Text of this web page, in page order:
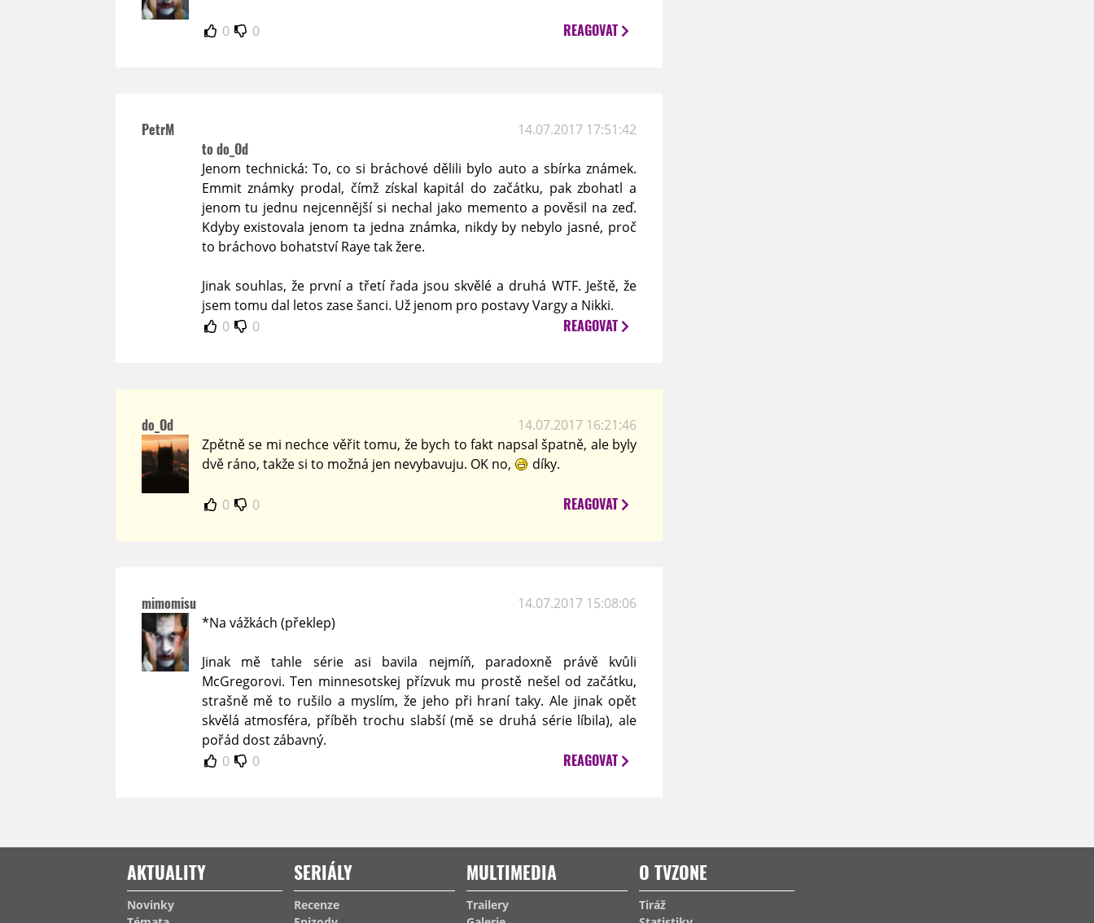
0 0 REAGOVAT
PetrM 14.07.2017 17:51:42
to do_Od
Jenom technická: To, co si bráchové dělili bylo auto a sbírka známek.
Emmit známky prodal, čímž získal kapitál do začátku, pak zbohatl a
jenom tu jednu nejcennější si nechal jako memento a pověsil na zeď.
Kdyby existovala jenom ta jedna známka, nikdy by nebylo jasné, proč
to bráchovo bohatství Raye tak žere.
Jinak souhlas, že první a třetí řada jsou skvělé a druhá WTF. Ještě, že
jsem tomu dal letos zase šanci. Už jenom pro postavy Vargy a Nikki.
0
0 REAGOVAT
do_Od
14.07.2017 16:21:46
Zpětně se mi nechce věřit tomu, že bych to fakt napsal špatně, ale byly
dvě ráno, takže si to možná jen nevybavuju. OK no,
díky.
0 0 REAGOVAT
mimomisu
14.07.2017 15:08:06
*Na vážkách (překlep)
Jinak mě tahle série asi bavila nejmíň, paradoxně právě kvůli
McGregorovi. Ten minnesotskej přízvuk mu prostě nešel od začátku,
strašně mě to rušilo a myslím, že jeho při hraní taky. Ale jinak opět
skvělá atmosféra, příběh trochu slabší (mě se druhá série líbila), ale
pořád dost zábavný.
0
0 REAGOVAT
AKTUALITY
Novinky
SERIÁLY
Recenze
MULTIMEDIA
Trailery
O TVZONE
Tiráž